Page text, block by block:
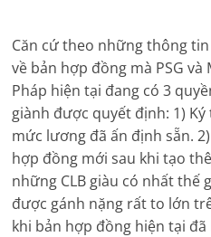
Căn cứ theo những thông
về bản hợp đồng mà PSG
Pháp hiện tại đang có 3
giành được quyết định: 1)
mức lương đã ấn định sẵn.
hợp đồng mới sau khi tạo
những CLB giàu có nhất thế
được gánh nặng rất to lớn
khi bản hợp đồng hiện tại